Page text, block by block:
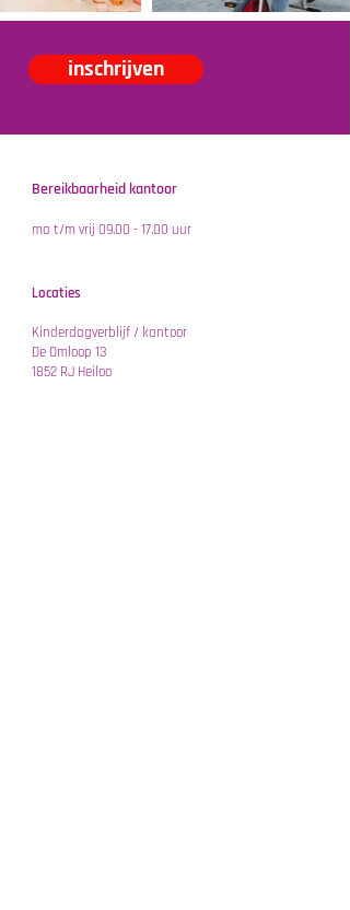
inschrijven
Bereikbaarheid kantoor
ma t/m vrij 09.00 - 17.00 uur
Locaties
Kinderdagverblijf / kantoor
De Omloop 13
1852 RJ Heiloo